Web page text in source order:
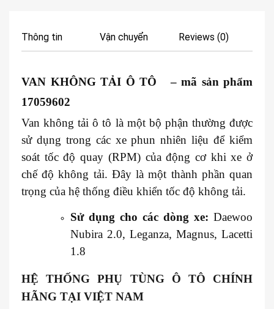
Thông tin Vận chuyển Reviews (0)
VAN KHÔNG TẢI Ô TÔ – mã sản phẩm
17059602
Van không tải ô tô là một bộ phận thường được
sử dụng trong các xe phun nhiên liệu để kiểm
soát tốc độ quay (RPM) của động cơ khi xe ở
chế độ không tải. Đây là một thành phần quan
trọng của hệ thống điều khiển tốc độ không tải.
Sử dụng cho các dòng xe: Daewoo
Nubira 2.0, Leganza, Magnus, Lacetti
1.8
HỆ THỐNG PHỤ TÙNG Ô TÔ CHÍNH
HÃNG TẠI VIỆT NAM